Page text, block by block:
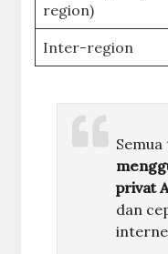
region)
Inter-region
privat
dan